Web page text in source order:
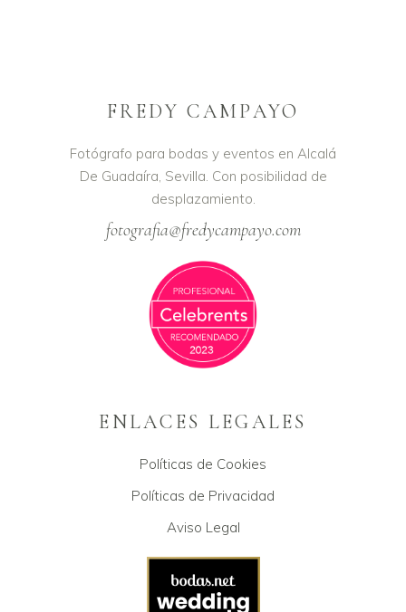
FREDY CAMPAYO
Fotógrafo para bodas y eventos en Alcalá
De Guadaíra, Sevilla. Con posibilidad de
desplazamiento.
fotografia@fredycampayo.com
ENLACES LEGALES
Políticas de Cookies
Políticas de Privacidad
Aviso Legal